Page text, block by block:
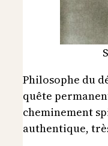
Philosophe du
quête
cheminement
authentique,